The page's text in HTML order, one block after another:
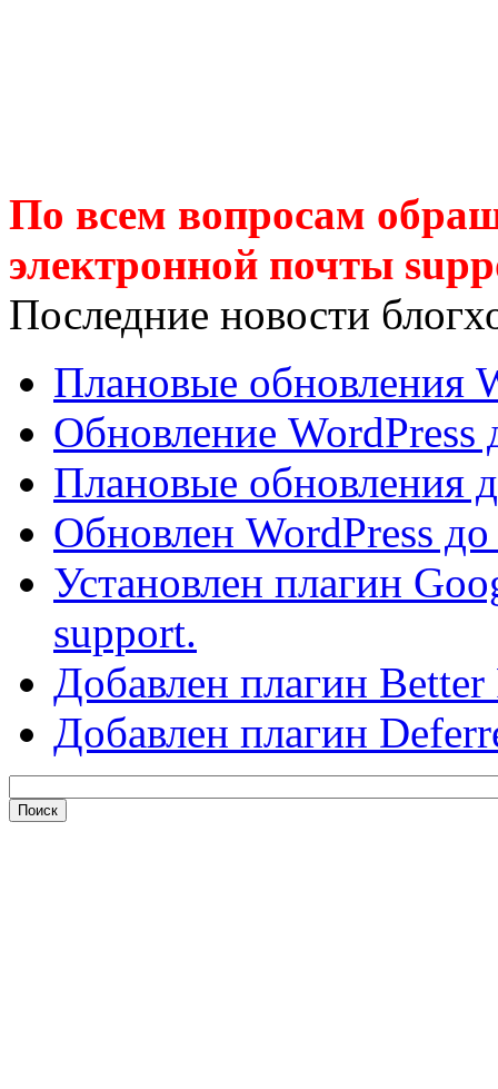
По всем вопросам
электронной почты
Последние новости
Плановые обновления
Обновление WordPress
Плановые обновления
Обновлен WordPress
Установлен плагин
support.
Добавлен плагин Better
Добавлен плагин